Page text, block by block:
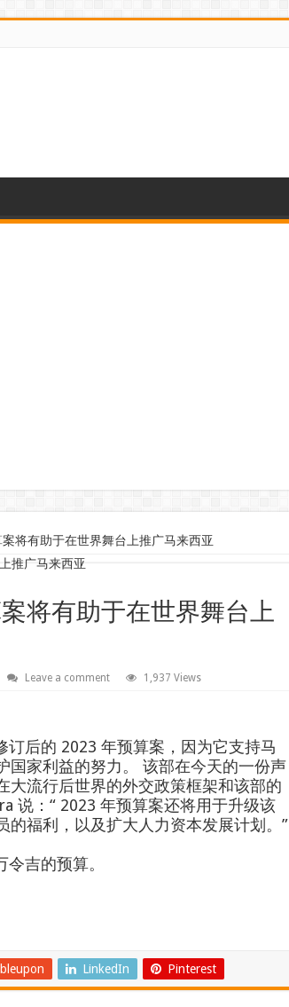
将有助于在世界舞台上推广马来西亚
将有助于在世界舞台上
Leave a comment 1,937 Views
订后的 2023 年预算案，因为它支持马
国家利益的努力。 该部在今天的一份声
大流行后世界的外交政策框架和该部的
说：“ 2023 年预算案还将用于升级该
福利，以及扩大人力资本发展计划。”
吉的预算。
LinkedIn Pinterest